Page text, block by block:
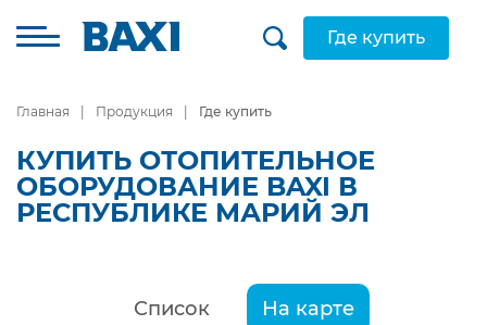
Где купить
Главная Продукция Где купить
КУПИТЬ ОТОПИТЕЛЬНОЕ
ОБОРУДОВАНИЕ BAXI В
РЕСПУБЛИКЕ МАРИЙ ЭЛ
Список На карте